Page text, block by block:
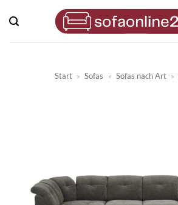
Inhalt
springen
Start » Sofas » Sofas nach Art »